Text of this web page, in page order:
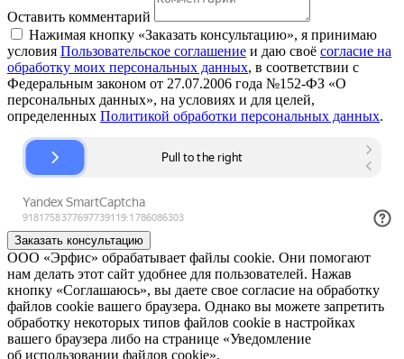
Оставить комментарий
Нажимая кнопку «Заказать консультацию», я принимаю
условия Пользовательское соглашение и даю своё согласие на
обработку моих персональных данных, в соответствии с
Федеральным законом от 27.07.2006 года №152-ФЗ «О
персональных данных», на условиях и для целей,
определенных Политикой обработки персональных данных.
Заказать консультацию
ООО «Эрфис» обрабатывает файлы cookie. Они помогают
нам делать этот сайт удобнее для пользователей. Нажав
кнопку «Соглашаюсь», вы даете свое согласие на обработку
файлов cookie вашего браузера. Однако вы можете запретить
обработку некоторых типов файлов cookie в настройках
вашего браузера либо на странице «Уведомление
об использовании файлов cookie».